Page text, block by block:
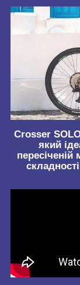
Crosser
який